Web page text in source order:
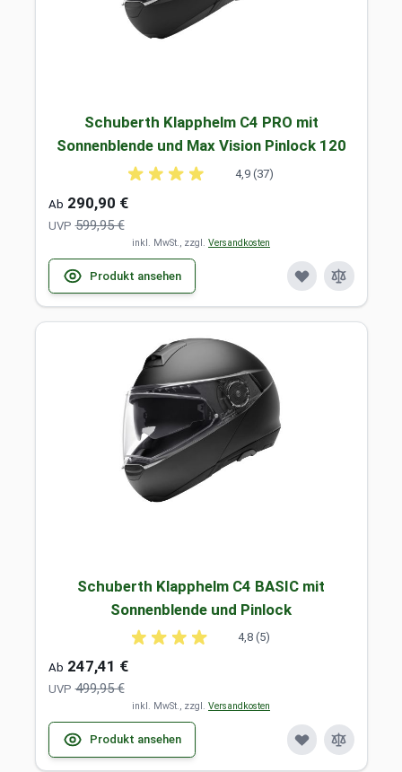
Schuberth Klapphelm C4 PRO mit
Sonnenblende und Max Vision Pinlock 120
4,9 (37)
Ab 290,90 €
UVP 599,95 €
inkl. MwSt., zzgl. Versandkosten
Produkt ansehen
Schuberth Klapphelm C4 BASIC mit
Sonnenblende und Pinlock
4,8 (5)
Ab 247,41 €
UVP 499,95 €
inkl. MwSt., zzgl. Versandkosten
Produkt ansehen